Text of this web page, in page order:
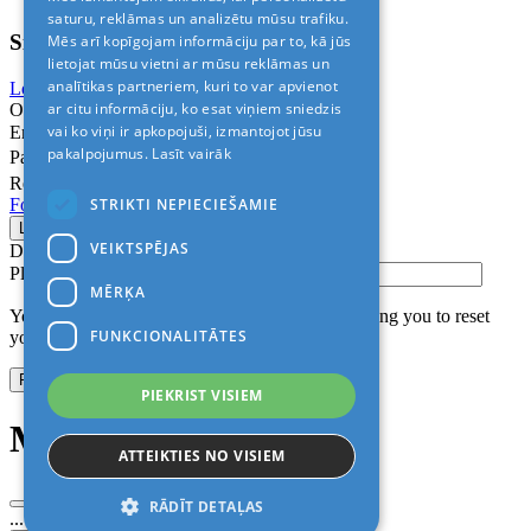
Sign In
Login with Facebook Login with Google
Or
Email
Password
Remember me
Forgot Password?
Don’t have an account?
Please confirm login email below
You will receive an email containing a link allowing you to reset
your password to a new preferred one.
Modal title
...
saturu, reklāmas un analizētu mūsu trafiku.
Mēs arī kopīgojam informāciju par to, kā jūs
lietojat mūsu vietni ar mūsu reklāmas un
analītikas partneriem, kuri to var apvienot
ar citu informāciju, ko esat viņiem sniedzis
vai ko viņi ir apkopojuši, izmantojot jūsu
pakalpojumus. Lasīt vairāk
STRIKTI NEPIECIEŠAMIE
VEIKTSPĒJAS
MĒRĶA
FUNKCIONALITĀTES
PIEKRIST VISIEM
ATTEIKTIES NO VISIEM
RĀDĪT DETAĻAS